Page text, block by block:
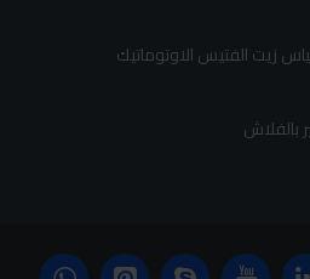
زيت الفتيس الاوتوماتيك
بالفلاش